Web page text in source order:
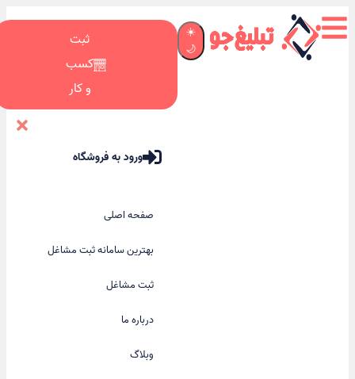
☀️
🌙
ثبت
کسب
و کار
ورود به فروشگاه
صفحه اصلی
بهترین سامانه ثبت مشاغل
ثبت مشاغل
درباره ما
وبلاگ